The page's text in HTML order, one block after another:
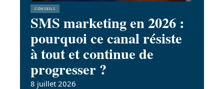
CONSEILS
SMS marketing en 2026 :
pourquoi ce canal résiste
à tout et continue de
progresser ?
8 juillet 2026